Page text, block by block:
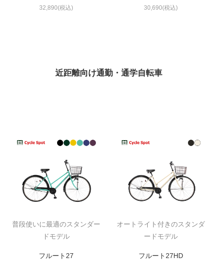
32,890(税込) 30,690(税込)
近距離向け通勤・通学自転車
普段使いに最適のスタンダー
ドモデル
フルート27
オートライト付きのスタンダ
ードモデル
フルート27HD